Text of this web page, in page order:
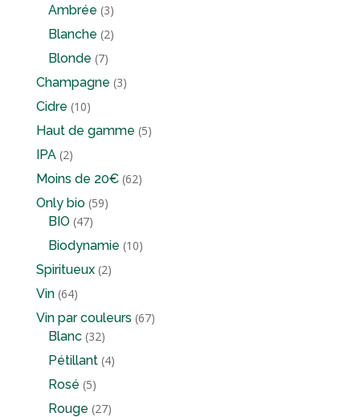
produits
Ambrée 33
produits
Blanche 22
Blonde 77
produits
Champagne 33
Cidre 1010
Haut de gamme 55
IPA 22
produits
Moins de 20€ 6262
Only bio 5959
BIO 4747
produits
Biodynamie 1010
Spiritueux 22
Vin 6464
produits
Vin par couleurs 6767
Blanc 3232
produits
Pétillant 44
Rosé 55
produits
Rouge 2727